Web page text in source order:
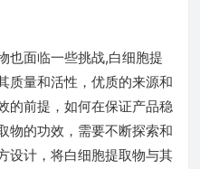
也面临一些挑战,白细胞提
质量和活性，优质的来源和
的前提，如何在保证产品稳
物的功效，需要不断探索和
设计，将白细胞提取物与其